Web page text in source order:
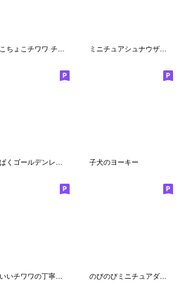
ミニチュアシュナウザーさん
わんぱくゴールデンレトリバー 子犬のヨーキー
のびのびミニチュアダックス